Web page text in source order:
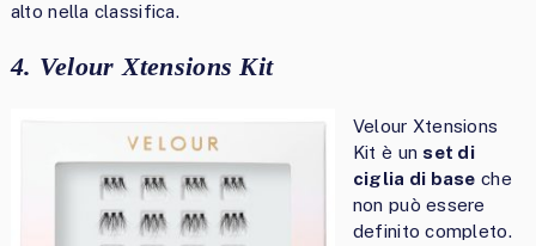
alto nella classifica.
4. Velour Xtensions Kit
Velour Xtensions
Kit è un set di
ciglia di base che
non può essere
definito completo.